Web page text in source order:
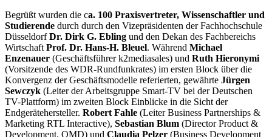
Begrüßt wurden die ca. 100 Praxisvertreter, Wissenschaftler und
Studierende durch durch den Vizepräsidenten der Fachhochschule
DüsseldorfDr. Dirk G. Ebling und den Dekan des Fachbereichs
Wirtschaft Prof. Dr. Hans-H. Bleuel. Während Michael
Enzenauer (Geschäftsführer k2mediasales) und Ruth Hieronymi
(Vorsitzende des WDR-Rundfunkrates) im ersten Block über die
Konvergenz der Geschäftsmodelle referierten, gewährte Jürgen
Sewczyk (Leiter der Arbeitsgruppe Smart-TV bei der Deutschen
TV-Plattform) im zweiten Block Einblicke in die Sicht der
Endgerätehersteller. Robert Fahle (Leiter Business Partnerships &
Marketing RTL Interactive), Sebastian Blum (Director Product &
Development, OMD) und Claudia Pelzer (Business Development